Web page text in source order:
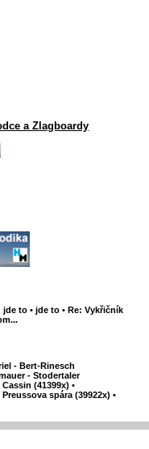
a Zlagboardy
jde to • jde to • Re: Vykřičník
- Bert-Rinesch
- Stodertaler
(41399x) •
Preussova spára (39922x) •